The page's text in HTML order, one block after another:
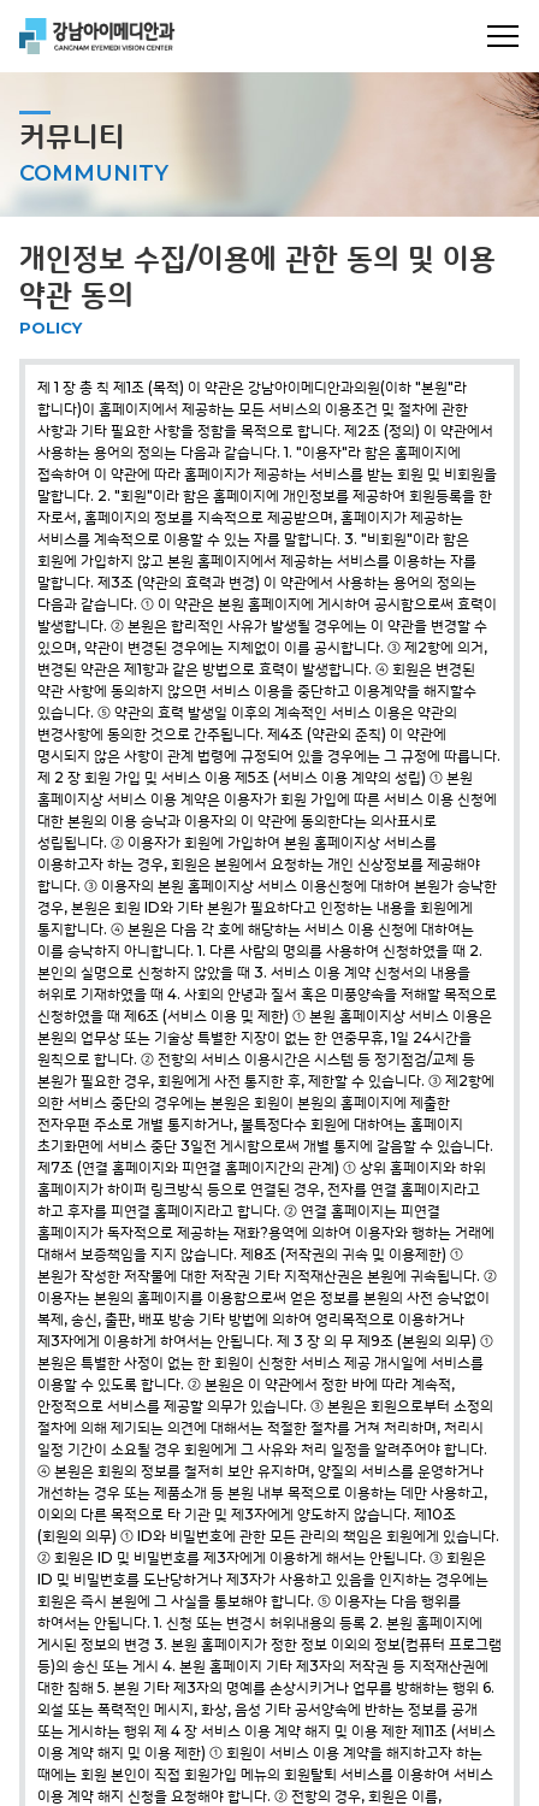
커뮤니티
COMMUNITY
개인정보 수집/이용에 관한 동의 및 이용
약관 동의
POLICY
제 1 장 총 칙 제1조 (목적) 이 약관은 강남아이메디안과의원(이하 "본원"라
합니다)이 홈페이지에서 제공하는 모든 서비스의 이용조건 및 절차에 관한
사항과 기타 필요한 사항을 정함을 목적으로 합니다. 제2조 (정의) 이 약관에서
사용하는 용어의 정의는 다음과 같습니다. 1. "이용자"라 함은 홈페이지에
접속하여 이 약관에 따라 홈페이지가 제공하는 서비스를 받는 회원 및 비회원을
말합니다. 2. "회원"이라 함은 홈페이지에 개인정보를 제공하여 회원등록을 한
자로서, 홈페이지의 정보를 지속적으로 제공받으며, 홈페이지가 제공하는
서비스를 계속적으로 이용할 수 있는 자를 말합니다. 3. "비회원"이라 함은
회원에 가입하지 않고 본원 홈페이지에서 제공하는 서비스를 이용하는 자를
말합니다. 제3조 (약관의 효력과 변경) 이 약관에서 사용하는 용어의 정의는
다음과 같습니다. ① 이 약관은 본원 홈페이지에 게시하여 공시함으로써 효력이
발생합니다. ② 본원은 합리적인 사유가 발생될 경우에는 이 약관을 변경할 수
있으며, 약관이 변경된 경우에는 지체없이 이를 공시합니다. ③ 제2항에 의거,
변경된 약관은 제1항과 같은 방법으로 효력이 발생합니다. ④ 회원은 변경된
약관 사항에 동의하지 않으면 서비스 이용을 중단하고 이용계약을 해지할수
있습니다. ⑤ 약관의 효력 발생일 이후의 계속적인 서비스 이용은 약관의
변경사항에 동의한 것으로 간주됩니다. 제4조 (약관외 준칙) 이 약관에
명시되지 않은 사항이 관계 법령에 규정되어 있을 경우에는 그 규정에 따릅니다.
제 2 장 회원 가입 및 서비스 이용 제5조 (서비스 이용 계약의 성립) ① 본원
홈페이지상 서비스 이용 계약은 이용자가 회원 가입에 따른 서비스 이용 신청에
대한 본원의 이용 승낙과 이용자의 이 약관에 동의한다는 의사표시로
성립됩니다. ② 이용자가 회원에 가입하여 본원 홈페이지상 서비스를
이용하고자 하는 경우, 회원은 본원에서 요청하는 개인 신상정보를 제공해야
합니다. ③ 이용자의 본원 홈페이지상 서비스 이용신청에 대하여 본원가 승낙한
경우, 본원은 회원 ID와 기타 본원가 필요하다고 인정하는 내용을 회원에게
통지합니다. ④ 본원은 다음 각 호에 해당하는 서비스 이용 신청에 대하여는
이를 승낙하지 아니합니다. 1. 다른 사람의 명의를 사용하여 신청하였을 때 2.
본인의 실명으로 신청하지 않았을 때 3. 서비스 이용 계약 신청서의 내용을
허위로 기재하였을 때 4. 사회의 안녕과 질서 혹은 미풍양속을 저해할 목적으로
신청하였을 때 제6조 (서비스 이용 및 제한) ① 본원 홈페이지상 서비스 이용은
본원의 업무상 또는 기술상 특별한 지장이 없는 한 연중무휴, 1일 24시간을
원칙으로 합니다. ② 전항의 서비스 이용시간은 시스템 등 정기점검/교체 등
본원가 필요한 경우, 회원에게 사전 통지한 후, 제한할 수 있습니다. ③ 제2항에
의한 서비스 중단의 경우에는 본원은 회원이 본원의 홈페이지에 제출한
전자우편 주소로 개별 통지하거나, 불특정다수 회원에 대하여는 홈페이지
초기화면에 서비스 중단 3일전 게시함으로써 개별 통지에 갈음할 수 있습니다.
제7조 (연결 홈페이지와 피연결 홈페이지간의 관계) ① 상위 홈페이지와 하위
홈페이지가 하이퍼 링크방식 등으로 연결된 경우, 전자를 연결 홈페이지라고
하고 후자를 피연결 홈페이지라고 합니다. ② 연결 홈페이지는 피연결
홈페이지가 독자적으로 제공하는 재화?용역에 의하여 이용자와 행하는 거래에
대해서 보증책임을 지지 않습니다. 제8조 (저작권의 귀속 및 이용제한) ①
본원가 작성한 저작물에 대한 저작권 기타 지적재산권은 본원에 귀속됩니다. ②
이용자는 본원의 홈페이지를 이용함으로써 얻은 정보를 본원의 사전 승낙없이
복제, 송신, 출판, 배포 방송 기타 방법에 의하여 영리목적으로 이용하거나
제3자에게 이용하게 하여서는 안됩니다. 제 3 장 의 무 제9조 (본원의 의무) ①
본원은 특별한 사정이 없는 한 회원이 신청한 서비스 제공 개시일에 서비스를
이용할 수 있도록 합니다. ② 본원은 이 약관에서 정한 바에 따라 계속적,
안정적으로 서비스를 제공할 의무가 있습니다. ③ 본원은 회원으로부터 소정의
절차에 의해 제기되는 의견에 대해서는 적절한 절차를 거쳐 처리하며, 처리시
일정 기간이 소요될 경우 회원에게 그 사유와 처리 일정을 알려주어야 합니다.
④ 본원은 회원의 정보를 철저히 보안 유지하며, 양질의 서비스를 운영하거나
개선하는 경우 또는 제품소개 등 본원 내부 목적으로 이용하는 데만 사용하고,
이외의 다른 목적으로 타 기관 및 제3자에게 양도하지 않습니다. 제10조
(회원의 의무) ① ID와 비밀번호에 관한 모든 관리의 책임은 회원에게 있습니다.
② 회원은 ID 및 비밀번호를 제3자에게 이용하게 해서는 안됩니다. ③ 회원은
ID 및 비밀번호를 도난당하거나 제3자가 사용하고 있음을 인지하는 경우에는
회원은 즉시 본원에 그 사실을 통보해야 합니다. ⑤ 이용자는 다음 행위를
하여서는 안됩니다. 1. 신청 또는 변경시 허위내용의 등록 2. 본원 홈페이지에
게시된 정보의 변경 3. 본원 홈페이지가 정한 정보 이외의 정보(컴퓨터 프로그램
등)의 송신 또는 게시 4. 본원 홈페이지 기타 제3자의 저작권 등 지적재산권에
대한 침해 5. 본원 기타 제3자의 명예를 손상시키거나 업무를 방해하는 행위 6.
외설 또는 폭력적인 메시지, 화상, 음성 기타 공서양속에 반하는 정보를 공개
또는 게시하는 행위 제 4 장 서비스 이용 계약 해지 및 이용 제한 제11조 (서비스
이용 계약 해지 및 이용 제한) ① 회원이 서비스 이용 계약을 해지하고자 하는
때에는 회원 본인이 직접 회원가입 메뉴의 회원탈퇴 서비스를 이용하여 서비스
이용 계약 해지 신청을 요청해야 합니다. ② 전항의 경우, 회원은 이름,